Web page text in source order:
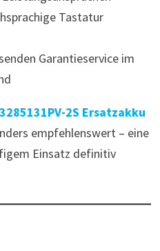
Tastatur
Garantieservice im
2S Ersatzakku
empfehlenswert – eine
Einsatz definitiv